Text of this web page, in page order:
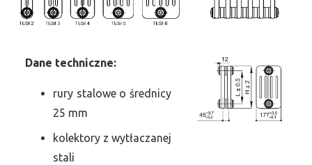
Dane techniczne:
rury stalowe o średnicy
25 mm
kolektory z wytłaczanej
stali